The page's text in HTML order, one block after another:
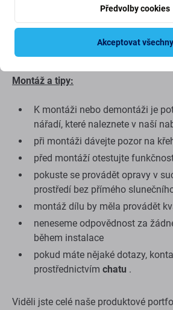
náhradní díl dodávaný jako
vzácných případech) minimální
kvalitě nebo vzhledu. Chcete-li se o
přečtěte si náš blog, kde se kvalitě
Montáž a tipy:
K montáži nebo demontáži je
nářadí, které naleznete v naší
při montáži dávejte pozor na
před montáží otestujte
pokuste se provádět opravy v
prostředí bez přímého
montáž dílu by měla provádět
neneseme odpovědnost za
během instalace
pokud máte nějaké dotazy,
prostřednictvím chatu .
Viděli jste celé naše produktové
Předvolby cookies
Akceptovat všechny